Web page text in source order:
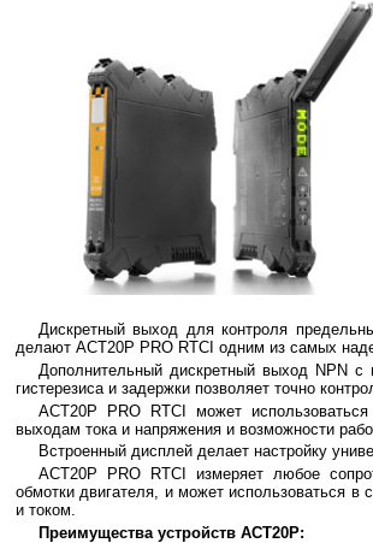
Дискретный выход для контроля
делают ACT20P PRO RTCI одним из самых
Дополнительный дискретный выход NPN с
гистерезиса и задержки позволяет точно
ACT20P PRO RTCI может
выходам тока и напряжения и возможности
Встроенный дисплей делает настройку
ACT20P PRO RTCI измеряет любое
обмотки двигателя, и может использоваться
и током.
Преимущества устройств ACT20P: